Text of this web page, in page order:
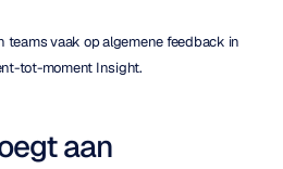
teams vaak op algemene feedback in
tot-moment Insight.
aan